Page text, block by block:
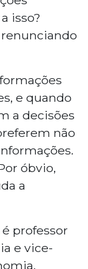
isso?
e quando
a decisões
não
óbvio,
a
professor
e vice-